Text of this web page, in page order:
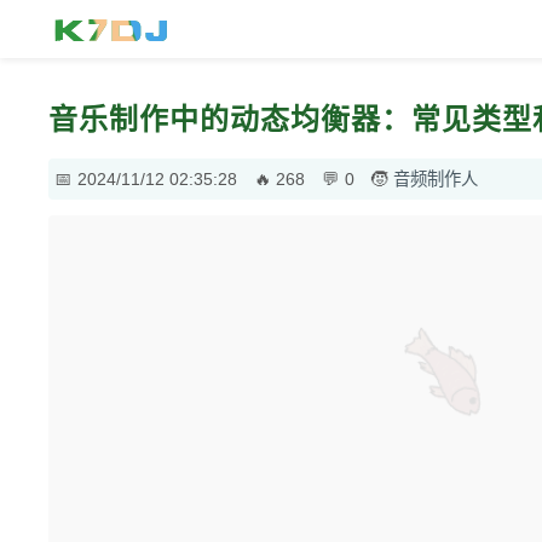
音乐制作中的动态均衡器：常见类型
2024/11/12 02:35:28 268 0 音频制作人